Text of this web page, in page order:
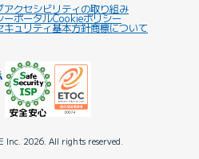
アクセシビリティの取り組み
ーポータルCookieポリシー
キュリティ基本方針商標について
Inc. 2026. All rights reserved.